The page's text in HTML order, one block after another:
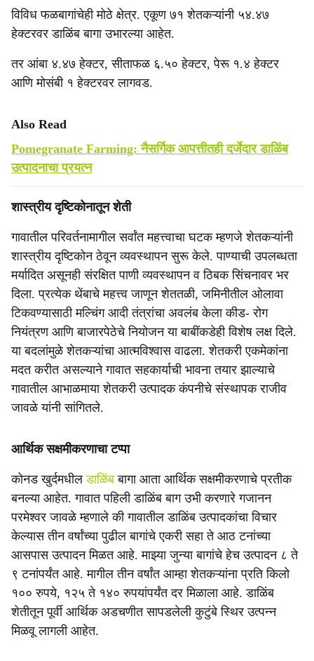
विविध फळबागांचेही मोठे क्षेत्र. एकूण ७१ शेतकऱ्यांनी ५४.४७
हेक्टरवर डाळिंब बागा उभारल्या आहेत.
तर आंबा ४.४७ हेक्टर, सीताफळ ६.५० हेक्टर, पेरू १.४ हेक्टर
आणि मोसंबी १ हेक्टरवर लागवड.
Also Read
Pomegranate Farming: नैसर्गिक आपत्तीतही दर्जेदार डाळिंब
उत्पादनाचा प्रयत्न
शास्त्रीय दृष्टिकोनातून शेती
गावातील परिवर्तनामागील सर्वांत महत्त्वाचा घटक म्हणजे शेतकऱ्यांनी
शास्त्रीय दृष्टिकोन ठेवून व्यवस्थापन सुरू केले. पाण्याची उपलब्धता
मर्यादित असूनही संरक्षित पाणी व्यवस्थापन व ठिबक सिंचनावर भर
दिला. प्रत्येक थेंबाचे महत्त्व जाणून शेततळी, जमिनीतील ओलावा
टिकवण्यासाठी मल्चिंग आदी तंत्रांचा अवलंब केला कीड- रोग
नियंत्रण आणि बाजारपेठेचे नियोजन या बाबींकडेही विशेष लक्ष दिले.
या बदलांमुळे शेतकऱ्यांचा आत्मविश्वास वाढला. शेतकरी एकमेकांना
मदत करीत असल्याने गावात सहकार्याची भावना तयार झाल्याचे
गावातील आभाळमाया शेतकरी उत्पादक कंपनीचे संस्थापक राजीव
जावळे यांनी सांगितले.
आर्थिक सक्षमीकरणाचा टप्पा
कोनड खुर्दमधीलडाळिंब बागा आता आर्थिक सक्षमीकरणाचे प्रतीक
बनल्या आहेत. गावात पहिली डाळिंब बाग उभी करणारे गजानन
परमेश्वर जावळे म्हणाले की गावातील डाळिंब उत्पादकांचा विचार
केल्यास तीन वर्षांच्या पुढील बागांचे एकरी सहा ते आठ टनांच्या
आसपास उत्पादन मिळत आहे. माझ्या जुन्या बागांचे हेच उत्पादन ८ ते
९ टनांपर्यंत आहे. मागील तीन वर्षांत आम्हा शेतकऱ्यांना प्रति किलो
१०० रुपये, १२५ ते १४० रुपयांपर्यंत दर मिळाला आहे. डाळिंब
शेतीतून पूर्वी आर्थिक अडचणीत सापडलेली कुटुंबे स्थिर उत्पन्न
मिळवू लागली आहेत.